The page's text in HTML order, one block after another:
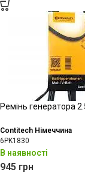
Ремінь генератора
Contitech Німеччина
6PK1830
В наявності
945 грн